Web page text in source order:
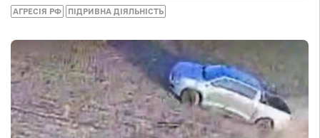
АГРЕСІЯ РФ ПІДРИВНА ДІЯЛЬНІСТЬ